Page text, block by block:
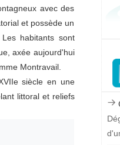
avec des
et possède un
habitants sont
axée aujourd'hui
Montravail.
siècle en une
littoral et reliefs